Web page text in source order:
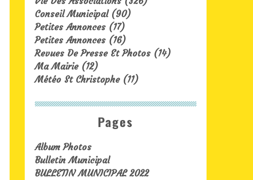
Conseil Municipal(90)
Petites Annonces(17)
Petites Annonces(16)
Revues De Presse Et Photos(14)
Ma Mairie(12)
Météo St Christophe(11)
Pages
Album Photos
Bulletin Municipal
BULLETIN MUNICIPAL 2022